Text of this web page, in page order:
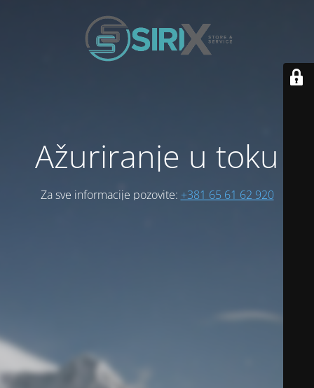
Ažuriranje u toku
Za sve informacije pozovite: +381 65 61 62 920